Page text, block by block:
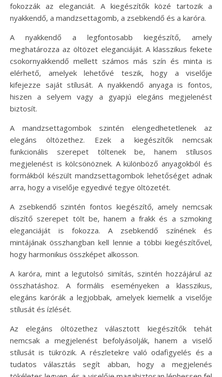
fokozzák az eleganciát. A kiegészítők közé tartozik a
nyakkendő, a mandzsettagomb, a zsebkendő és a karóra.
A nyakkendő a legfontosabb kiegészítő, amely
meghatározza az öltözet eleganciáját. A klasszikus fekete
csokornyakkendő mellett számos más szín és minta is
elérhető, amelyek lehetővé teszik, hogy a viselője
kifejezze saját stílusát. A nyakkendő anyaga is fontos,
hiszen a selyem vagy a gyapjú elegáns megjelenést
biztosít.
A mandzsettagombok szintén elengedhetetlenek az
elegáns öltözethez. Ezek a kiegészítők nemcsak
funkcionális szerepet töltenek be, hanem stílusos
megjelenést is kölcsönöznek. A különböző anyagokból és
formákból készült mandzsettagombok lehetőséget adnak
arra, hogy a viselője egyedivé tegye öltözetét.
A zsebkendő szintén fontos kiegészítő, amely nemcsak
díszítő szerepet tölt be, hanem a frakk és a szmoking
eleganciáját is fokozza. A zsebkendő színének és
mintájának összhangban kell lennie a többi kiegészítővel,
hogy harmonikus összképet alkosson.
A karóra, mint a legutolsó simítás, szintén hozzájárul az
összhatáshoz. A formális eseményeken a klasszikus,
elegáns karórák a legjobbak, amelyek kiemelik a viselője
stílusát és ízlését.
Az elegáns öltözethez választott kiegészítők tehát
nemcsak a megjelenést befolyásolják, hanem a viselő
stílusát is tükrözik. A részletekre való odafigyelés és a
tudatos választás segít abban, hogy a megjelenés